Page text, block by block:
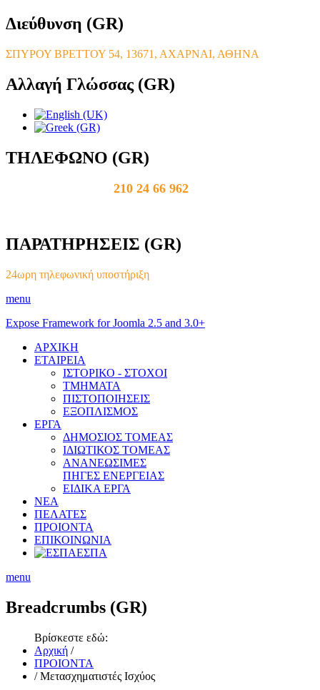
Διεύθυνση (GR)
ΣΠΥΡΟΥ ΒΡΕΤΤΟΥ 54, 13671, ΑΧΑΡΝΑΙ, ΑΘΗΝΑ
Αλλαγή Γλώσσας (GR)
ΤΗΛΕΦΩΝΟ (GR)
210 24 66 962
ΠΑΡΑΤΗΡΗΣΕΙΣ (GR)
24ωρη τηλεφωνική υποστήριξη
menu
Expose Framework for Joomla 2.5 and 3.0+
ΑΡΧΙΚΗ
ΕΤΑΙΡΕΙΑ
ΙΣΤΟΡΙΚΟ - ΣΤΟΧΟΙ
ΤΜΗΜΑΤΑ
ΠΙΣΤΟΠΟΙΗΣΕΙΣ
ΕΞΟΠΛΙΣΜΟΣ
ΕΡΓΑ
ΔΗΜΟΣΙΟΣ ΤΟΜΕΑΣ
ΙΔΙΩΤΙΚΟΣ ΤΟΜΕΑΣ
ΑΝΑΝΕΩΣΙΜΕΣ
ΠΗΓΕΣ ΕΝΕΡΓΕΙΑΣ
ΕΙΔΙΚΑ ΕΡΓΑ
ΝΕΑ
ΠΕΛΑΤΕΣ
ΠΡΟΙΟΝΤΑ
ΕΠΙΚΟΙΝΩΝΙΑ
ΕΣΠΑ
menu
Breadcrumbs (GR)
Βρίσκεστε εδώ:
Αρχική /
ΠΡΟΙΟΝΤΑ
/ Μετασχηματιστές Ισχύος